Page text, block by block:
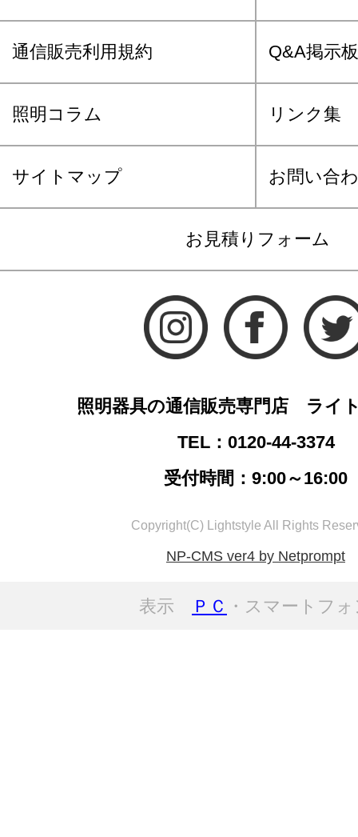
通信販売利用規約 Q&A掲示板
照明コラム リンク集
サイトマップ お問い合
お見積りフォーム
照明器具の通信販売専門店 ライ
TEL：0120-44-3374
受付時間：9:00～16:00
Copyright(C) Lightstyle All Rights
NP-CMS ver4 by Netprompt
表示 ＰＣ ・スマートフ